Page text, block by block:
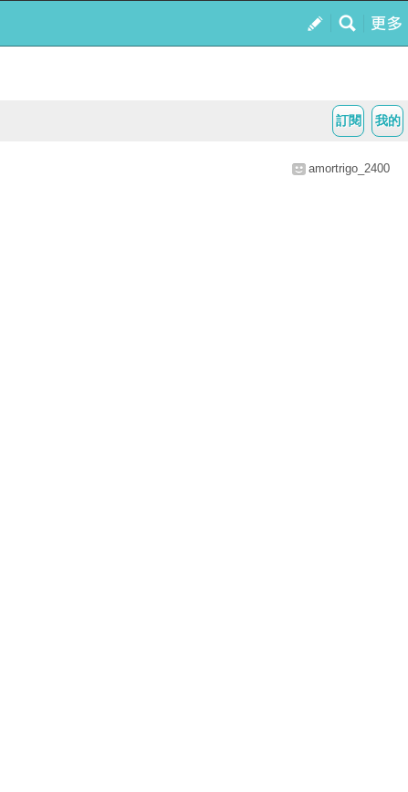
我的
訂閱
amortrigo_2400